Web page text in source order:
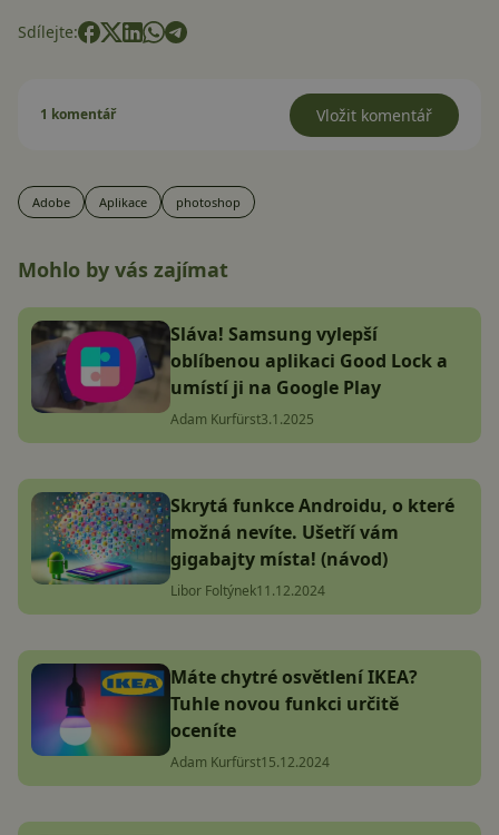
Sdílejte:
1 komentář Vložit komentář
Adobe Aplikace photoshop
Mohlo by vás zajímat
Sláva! Samsung vylepší
oblíbenou aplikaci Good Lock a
umístí ji na Google Play
Adam Kurfürst3.1.2025
Skrytá funkce Androidu, o které
možná nevíte. Ušetří vám
gigabajty místa! (návod)
Libor Foltýnek11.12.2024
Máte chytré osvětlení IKEA?
Tuhle novou funkci určitě
oceníte
Adam Kurfürst15.12.2024